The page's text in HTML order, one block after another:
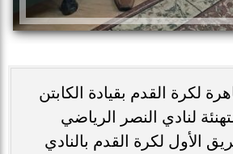
لكرة القدم بقيادة الكابتن
لنادي النصر الرياضي
الأول لكرة القدم بالنادي